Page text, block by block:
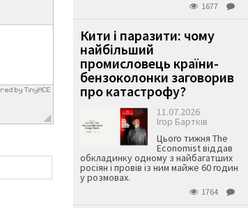
1677
Кити і паразити: чому
найбільший
промисловець країни-
бензоколонки заговорив
про катастрофу?
11.07.2026
Ігор Бартків
Цього тижня The
Economist віддав
обкладинку одному з найбагатших
росіян і провів із ним майже 60 годин
у розмовах.
1764